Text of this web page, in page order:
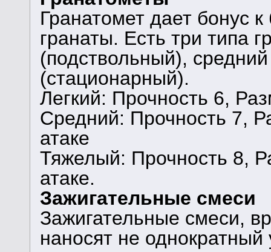
Гранатомет дает бонус
гранаты. Есть три типа
(подствольный),
(стационарный).
Легкий: Прочность 6,
Средний: Прочность 7,
атаке
Тяжелый: Прочность 8,
атаке.
Зажигательные смеси
Зажигательные смеси,
наносят не